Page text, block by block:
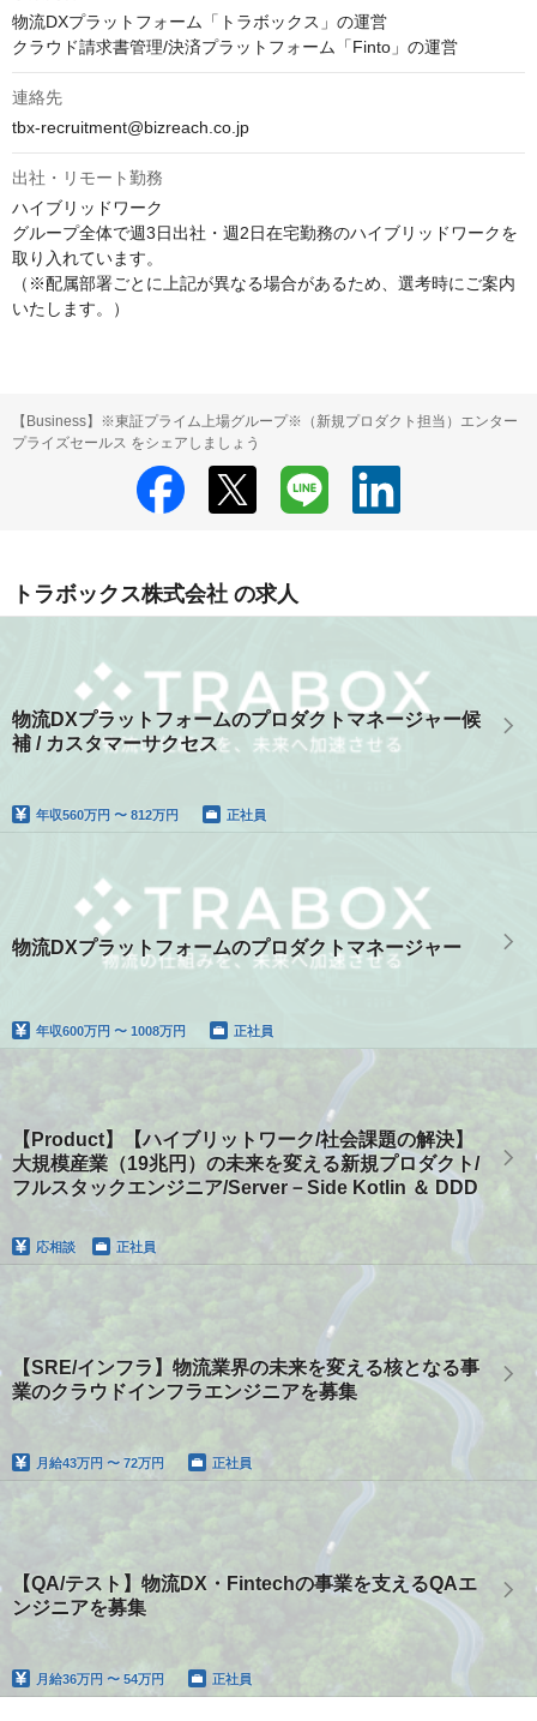
物流DXプラットフォーム「トラボックス」の運営
クラウド請求書管理/決済プラットフォーム「Finto」の運営
連絡先
tbx-recruitment@bizreach.co.jp
出社・リモート勤務
ハイブリッドワーク
グループ全体で週3日出社・週2日在宅勤務のハイブリッドワークを
取り入れています。
（※配属部署ごとに上記が異なる場合があるため、選考時にご案内
いたします。）
【Business】※東証プライム上場グループ※（新規プロダクト担当）エンター
プライズセールス をシェアしましょう
トラボックス株式会社 の求人
物流DXプラットフォームのプロダクトマネージャー候
補 / カスタマーサクセス
年収560万円 〜 812万円 正社員
物流DXプラットフォームのプロダクトマネージャー
年収600万円 〜 1008万円 正社員
【Product】【ハイブリットワーク/社会課題の解決】
大規模産業（19兆円）の未来を変える新規プロダクト/
フルスタックエンジニア/Server－Side Kotlin ＆ DDD
応相談 正社員
【SRE/インフラ】物流業界の未来を変える核となる事
業のクラウドインフラエンジニアを募集
月給43万円 〜 72万円 正社員
【QA/テスト】物流DX・Fintechの事業を支えるQAエ
ンジニアを募集
月給36万円 〜 54万円 正社員